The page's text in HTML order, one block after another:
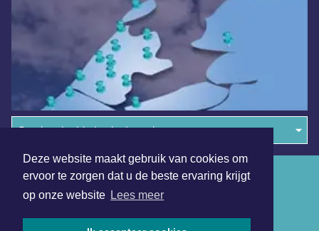
Deze website maakt gebruik van cookies om
ervoor te zorgen dat u de beste ervaring krijgt
op onze website Lees meer
Overige dagbladen in de regio
Algemene voorwaarden
Disclaimer